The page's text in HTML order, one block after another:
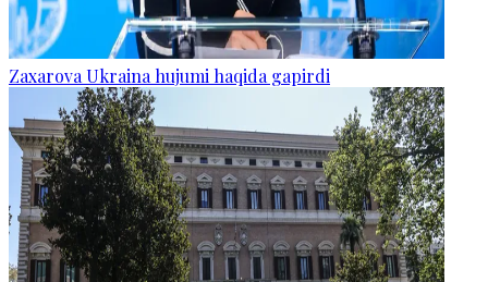
Zaxarova Ukraina hujumi haqida gapirdi